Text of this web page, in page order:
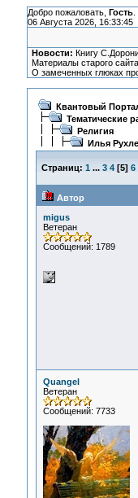
Добро пожаловать, Гость.
06 Августа 2026, 16:33:45
Новости: Книгу
Материалы старого
О замеченных глюках
Квантовый
Тематические
Религия
Илья
Страниц: 1 ... 3 4[5] 6
Автор
migus
Ветеран
Сообщений: 1789
Quangel
Ветеран
Сообщений: 7733